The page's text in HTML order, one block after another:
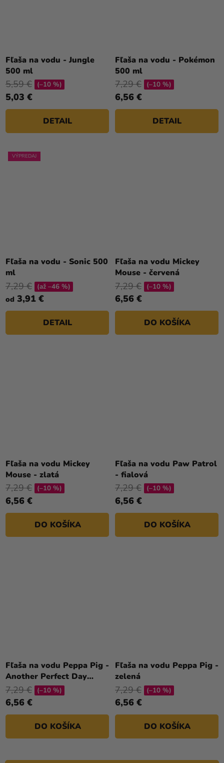
Fľaša na vodu - Jungle
500 ml
5,03 €
5,59 € (–10 %)
DETAIL
Fľaša na vodu - Pokémon
500 ml
6,56 €
7,29 € (–10 %)
DETAIL
VÝPREDAJ
Fľaša na vodu - Sonic 500
ml
od 3,91 €
7,29 € (až –46 %)
DETAIL
Fľaša na vodu Mickey
Mouse - červená
6,56 €
7,29 € (–10 %)
DO KOŠÍKA
Fľaša na vodu Mickey
Mouse - zlatá
6,56 €
7,29 € (–10 %)
DO KOŠÍKA
Fľaša na vodu Paw Patrol
- fialová
6,56 €
7,29 € (–10 %)
DO KOŠÍKA
Fľaša na vodu Peppa Pig -
Another Perfect Day
modrá
6,56 €
7,29 € (–10 %)
DO KOŠÍKA
Fľaša na vodu Peppa Pig -
zelená
6,56 €
7,29 € (–10 %)
DO KOŠÍKA